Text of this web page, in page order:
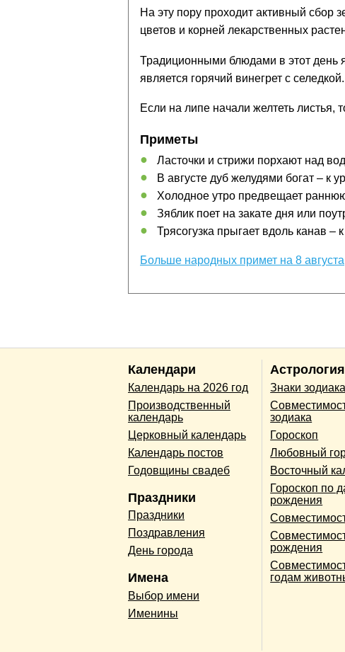
На эту пору проходит активный сбор
цветов и корней лекарственных
Традиционными блюдами в этот
является горячий винегрет с селедкой.
Если на липе начали желтеть листья,
Приметы
Ласточки и стрижи порхают над
В августе дуб желудями богат – к
Холодное утро предвещает
Зяблик поет на закате дня или
Трясогузка прыгает вдоль канав –
Больше народных примет на 8 августа
Календари
Календарь на 2026 год
Производственный
календарь
Церковный календарь
Календарь постов
Годовщины свадеб
Праздники
Праздники
Поздравления
День города
Имена
Выбор имени
Именины
Астрология
Знаки зодиака
зодиака
Гороскоп
Любовный
Восточный
Гороскоп по
рождения
рождения
годам